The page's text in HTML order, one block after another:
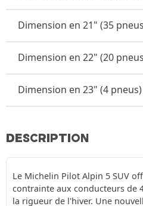
Dimension en 21" (35
Dimension en 22" (20
Dimension en 23" (4 pneus)
DESCRIPTION
Le Michelin Pilot Alpin 5 SUV
contrainte aux conducteurs de
la rigueur de l'hiver. Une